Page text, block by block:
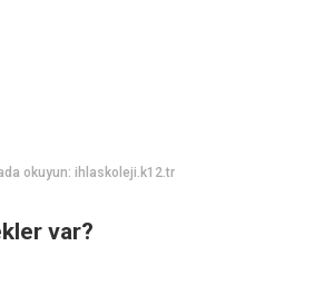
okuyun: ihlaskoleji.k12.tr
var?